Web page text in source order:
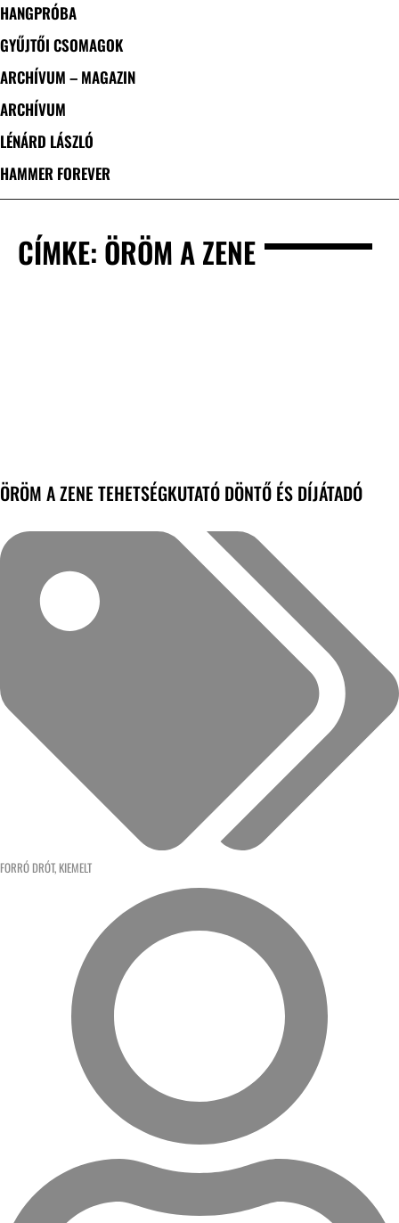
HANGPRÓBA
GYŰJTŐI CSOMAGOK
ARCHÍVUM – MAGAZIN
ARCHÍVUM
LÉNÁRD LÁSZLÓ
HAMMER FOREVER
CÍMKE: ÖRÖM A ZENE
ÖRÖM A ZENE TEHETSÉGKUTATÓ DÖNTŐ ÉS DÍJÁTADÓ
FORRÓ DRÓT, KIEMELT